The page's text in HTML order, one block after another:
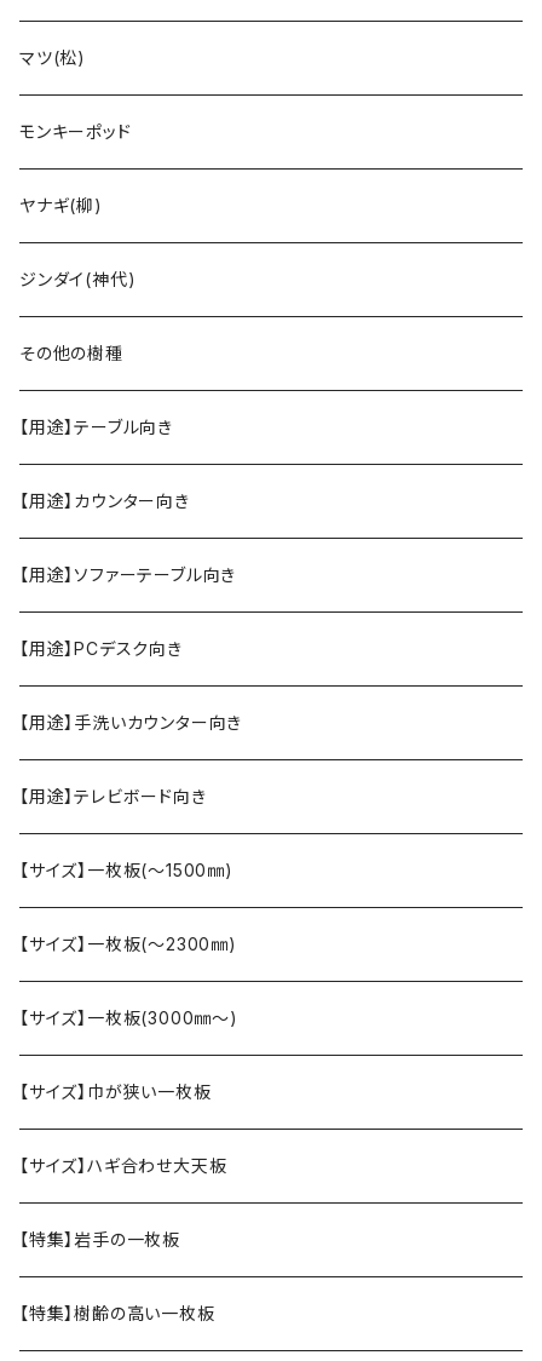
マツ(松)
モンキーポッド
ヤナギ(柳)
ジンダイ(神代)
その他の樹種
【用途】テーブル向き
【用途】カウンター向き
【用途】ソファーテーブル向き
【用途】PCデスク向き
【用途】手洗いカウンター向き
【用途】テレビボード向き
【サイズ】一枚板(〜1500㎜)
【サイズ】一枚板(〜2300㎜)
【サイズ】一枚板(3000㎜〜)
【サイズ】巾が狭い一枚板
【サイズ】ハギ合わせ大天板
【特集】岩手の一枚板
【特集】樹齢の高い一枚板